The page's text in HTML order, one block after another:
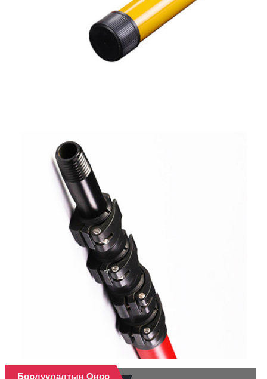
Борлуулалтын Оноо